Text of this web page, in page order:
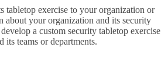
tabletop exercise to your organization or
about your organization and its security
a custom security tabletop exercise
its teams or departments.